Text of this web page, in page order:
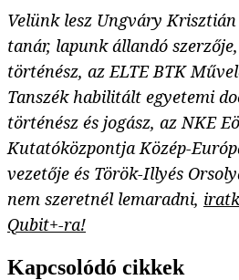
Velünk lesz Ungváry
tanár, lapunk állandó
történész, az ELTE BTK
Tanszék habilitált egyetemi
történész és jogász, azNKE
Kutatóközpontja Közép-
vezetője és Török-Illyés
nem szeretnél lemaradni,
Qubit+-ra!
Kapcsolódó cikkek